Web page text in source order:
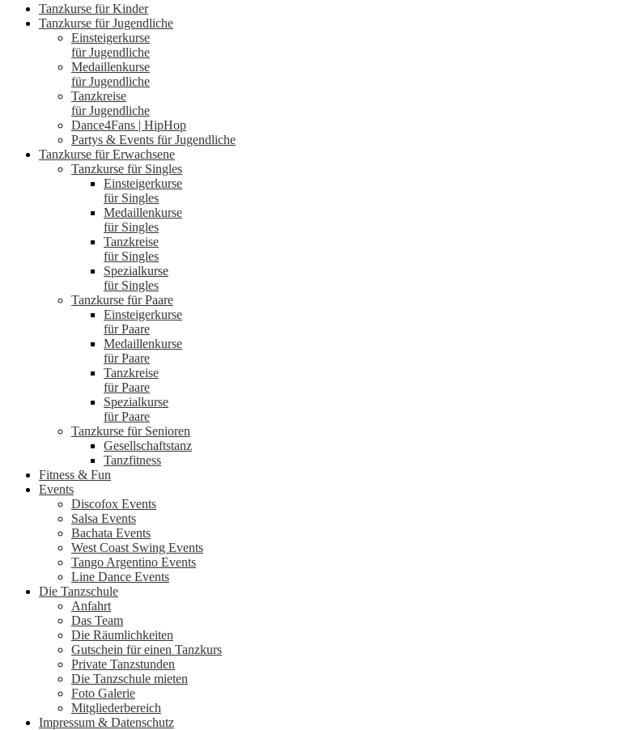
Tanzkurse für Kinder
Tanzkurse für Jugendliche
Einsteigerkurse
für Jugendliche
Medaillenkurse
für Jugendliche
Tanzkreise
für Jugendliche
Dance4Fans | HipHop
Partys & Events für Jugendliche
Tanzkurse für Erwachsene
Tanzkurse für Singles
Einsteigerkurse
für Singles
Medaillenkurse
für Singles
Tanzkreise
für Singles
Spezialkurse
für Singles
Tanzkurse für Paare
Einsteigerkurse
für Paare
Medaillenkurse
für Paare
Tanzkreise
für Paare
Spezialkurse
für Paare
Tanzkurse für Senioren
Gesellschaftstanz
Tanzfitness
Fitness & Fun
Events
Discofox Events
Salsa Events
Bachata Events
West Coast Swing Events
Tango Argentino Events
Line Dance Events
Die Tanzschule
Anfahrt
Das Team
Die Räumlichkeiten
Gutschein für einen Tanzkurs
Private Tanzstunden
Die Tanzschule mieten
Foto Galerie
Mitgliederbereich
Impressum & Datenschutz